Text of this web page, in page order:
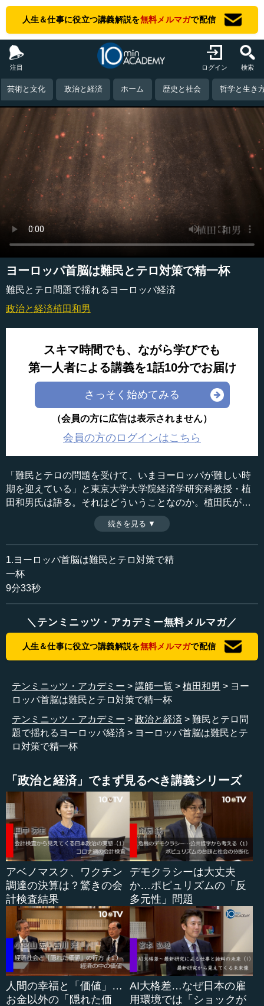
人生＆仕事に役立つ講義解説を無料メルマガで配信
注目 ログイン 検索
芸術と文化 政治と経済 ホーム 歴史と社会 哲学と生き
ヨーロッパ首脳は難民とテロ対策で精一杯
難民とテロ問題で揺れるヨーロッパ経済
政治と経済植田和男
スキマ時間でも、ながら学びでも
第一人者による講義を1話10分でお届け
さっそく始めてみる
（会員の方に広告は表示されません）
会員の方のログインはこちら
「難民とテロの問題を受けて、いまヨーロッパが難しい時
期を迎えている」と東京大学大学院経済学研究科教授・植
田和男氏は語る。それはどういうことなのか。植田氏がヨ
ーロッパの現状を多角的に分析する。
収録日：2015年12月15日
追加日：2015年12月24日
カテゴリー：
金融・経済
●ヨーロッパ首脳は難民とテロ対策で精一杯
最近話題になっているヨーロッパの難民問題、テロ問題
にお話ししたいと思います。
し、ひと月くらい前にパリで深刻なテロが起こりました。
いろいろと話を聞いていますと、その後、ヨーロッパの首
脳たちはさまざまな大事な会議で集まっても、誰もが難民
話が進まないようです。もちろん、先週末には地球温暖化
の会議があり、ある程度の進展を見たようですが、さまざ
まな会議をおおまかに見るとそういった傾向があります。
ギリシャ情勢、ヨーロッパの預金保険制度といった重要テ
ーマを含め、ほぼ全ての議論がいったん停止になっていま
す。さらに、現在はシリア経由の難民が問題視されていま
すが、リビアなどの北アフリカ経由、あるいは東ヨーロッ
パルートも懸念されています。今後どうなるか、余談を許
さない状況にあります。
こうした中、一つ懸念される大きな変化が、ヨーロッパ
におけるドイツの地位に低下傾向が見られることです。直
接の原因は、アンゲラ・メルケル首相がダブリン協定を反
故にしてまで大量の難民を受け入れたことがテロ危機拡大
の一因になったという認識が、ヨーロッパ中にあることで
す。
続きを見る ▼
1.ヨーロッパ首脳は難民とテロ対策で精
一杯
9分33秒
＼テンミニッツ・アカデミー無料メルマガ／
人生＆仕事に役立つ講義解説を無料メルマガで配信
テンミニッツ・アカデミー 講師一覧 植田和男
ヨー
ロッパ首脳は難民とテロ対策で精一杯
テンミニッツ・アカデミー
政治と経済
難民とテロ問
題で揺れるヨーロッパ経済
ヨーロッパ首脳は難民とテ
ロ対策で精一杯
「政治と経済」でまず見るべき講義シリーズ
アベノマスク、ワクチン
調達の決算は？驚きの会
計検査結果
デモクラシーは大丈夫
か…ポピュリズムの「反
多元性」問題
人間の幸福と「価値」…
お金以外の「隠れた価
AI大格差…なぜ日本の雇
用環境では「ショックが